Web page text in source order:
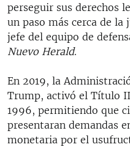
perseguir sus derechos
un paso más cerca de
jefe del equipo de
Nuevo Herald.
En 2019, la
Trump, activó el Título
1996, permitiendo que
presentaran demandas
monetaria por el